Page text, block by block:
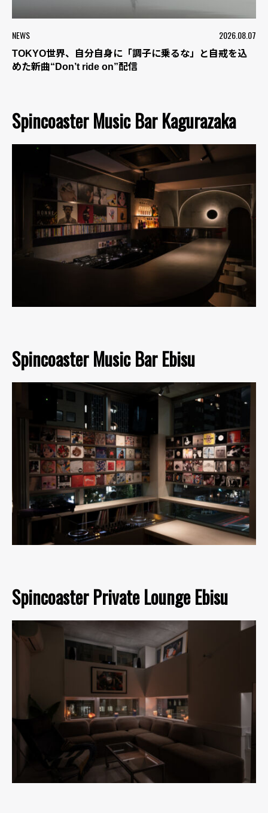
NEWS 2026.08.07
TOKYO世界、自分自身に「調子に乗るな」と自戒を込
めた新曲“Don’t ride on”配信
Spincoaster Music Bar Kagurazaka
Spincoaster Music Bar Ebisu
Spincoaster Private Lounge Ebisu